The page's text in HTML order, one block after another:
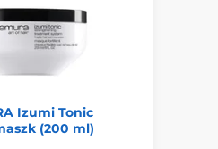
Izumi Tonic
(200 ml)